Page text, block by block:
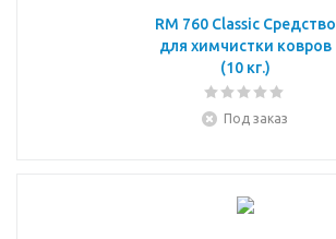
RM 760 Classic Средство
для химчистки ковров
(10 кг.)
Под заказ